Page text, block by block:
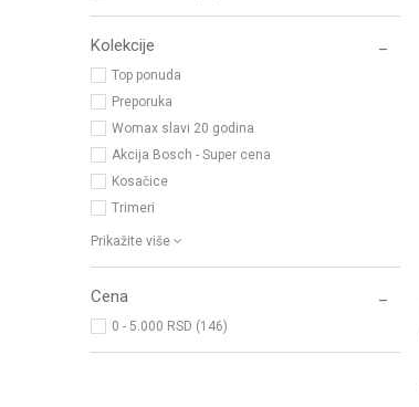
Kolekcije
Top ponuda
Preporuka
Womax slavi 20 godina
Akcija Bosch - Super cena
Kosačice
Trimeri
Prikažite više
Cena
0 - 5.000 RSD (146)